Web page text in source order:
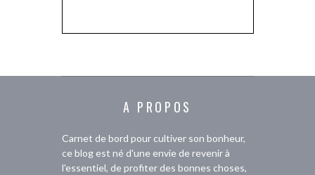
A PROPOS
Carnet de bord pour cultiver son bonheur,
ce blog est né d'une envie de revenir à
l'essentiel, de profiter des bonnes choses,